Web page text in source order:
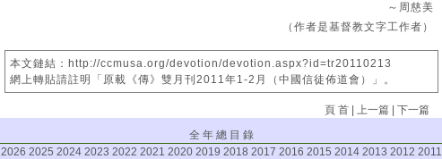
～周慈美
（作者是基督教文字工作者）
本文鏈結：http://ccmusa.org/devotion/devotion.aspx?id=tr20110213
網上轉貼請註明「原載《傳》雙月刊2011年1-2月（中國信徒佈道會）」。
頁 首 |上一篇 |下一篇
全 年 總 目 錄
2026 2025 2024 2023 2022 2021 2020 2019 2018 2017 2016 2015 2014 2013 2012 2011